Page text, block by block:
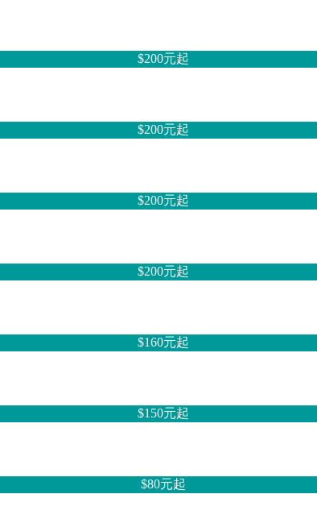
$200元起
$200元起
$200元起
$200元起
$160元起
$150元起
$80元起